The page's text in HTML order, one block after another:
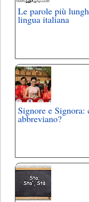
Le parole più
lingua italiana
Signore e Signora:
abbreviano?